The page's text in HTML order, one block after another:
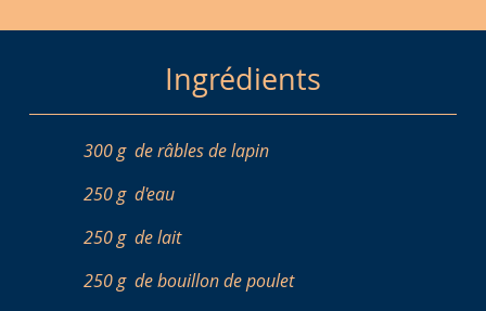
Ingrédients
300 g de râbles de lapin
250 g d'eau
250 g de lait
250 g de bouillon de poulet